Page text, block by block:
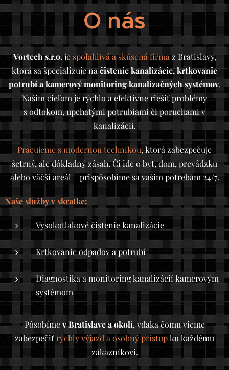
O nás
Vortech s.r.o.jespoľahlivá a skúsená firmaz Bratislavy,
ktorá sa špecializuje načistenie kanalizácie, krtkovanie
potrubí a kamerový monitoring kanalizačných systémov.
Našim cieľom je rýchlo a efektívne riešiť problémy
s odtokom, upchatými potrubiami či poruchami v
kanalizácii.
Pracujeme s modernou technikou, ktorá zabezpečuje
šetrný, ale dôkladný zásah. Či ide o byt, dom, prevádzku
alebo väčší areál – prispôsobíme sa vašim potrebám 24/7.
Naše služby v skratke:
Vysokotlakové čistenie kanalizácie
Krtkovanie odpadov a potrubí
Diagnostika a monitoring kanalizácií kamerovým
systémom
Pôsobímev Bratislave a okolí, vďaka čomu vieme
zabezpečiťrýchly výjazd a osobný prístupku každému
zákazníkovi.